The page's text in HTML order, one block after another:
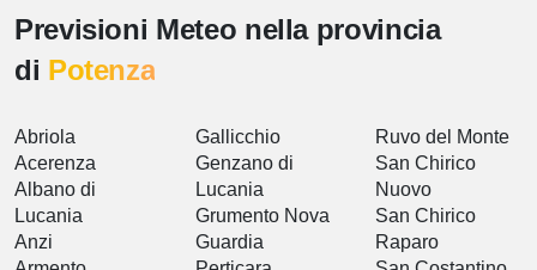
Previsioni Meteo nella provincia
di Potenza
Abriola
Acerenza
Albano di
Lucania
Anzi
Gallicchio
Genzano di
Lucania
Grumento Nova
Guardia
Ruvo del Monte
San Chirico
Nuovo
San Chirico
Raparo